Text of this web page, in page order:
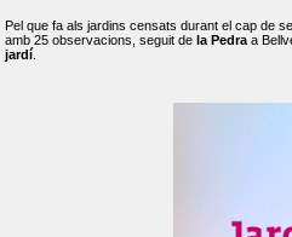
Pel que fa als jardins censats durant el cap de
amb 25 observacions, seguit de la Pedra a
jardí